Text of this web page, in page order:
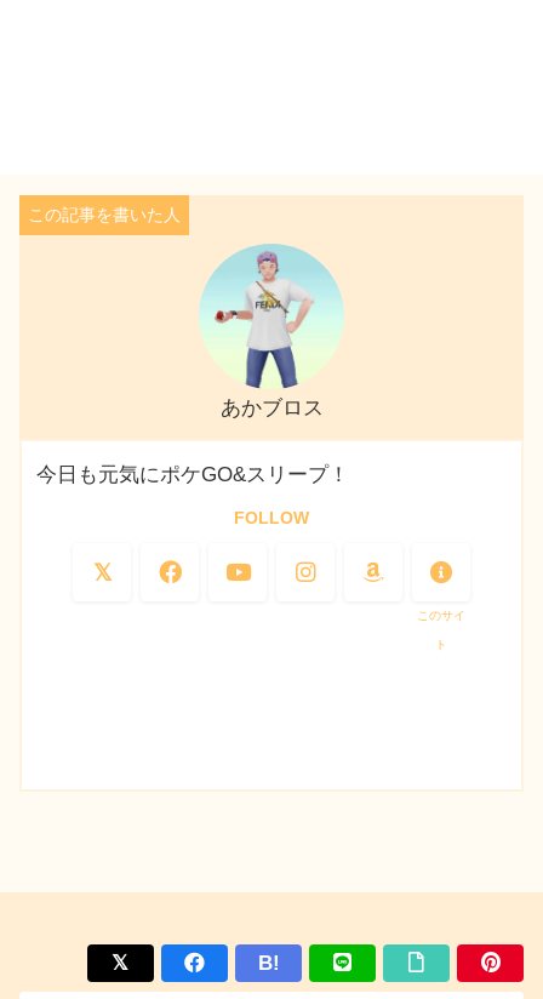
あかブロス
今日も元気にポケGO&スリープ！
FOLLOW
このサイ
ト
B!